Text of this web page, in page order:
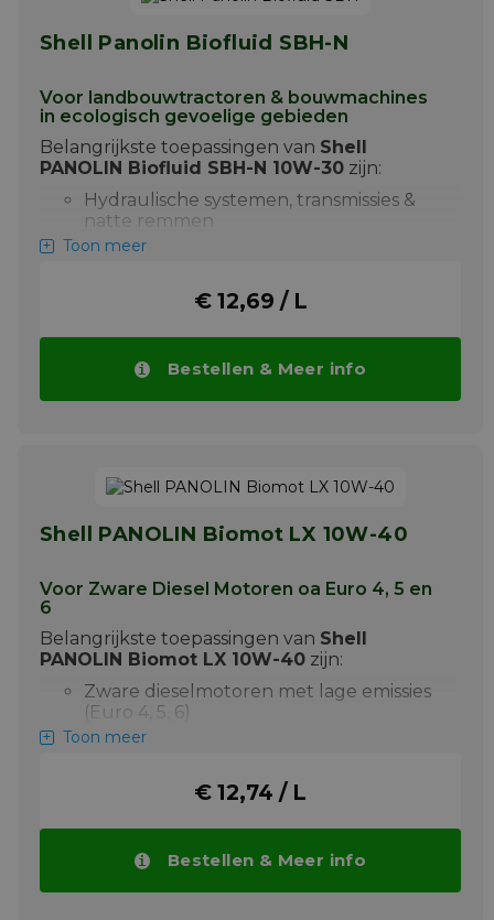
Shell Panolin Biofluid SBH-N
Voor landbouwtractoren & bouwmachines
in ecologisch gevoelige gebieden
Belangrijkste toepassingen van Shell
PANOLIN Biofluid SBH-N 10W-30 zijn:
Hydraulische systemen, transmissies &
natte remmen
UTTO voor universeel gebruik in
Gemakkelijk biologisch afbreekbaar &
Shell PANOLIN Biofluid SBH-N vermindert
milieubelasting in gevoelige gebieden en
biedt tegelijkertijd uitstekende bescherming
Biofluid SBH-N 10W-30.
Toon meer
€ 12,69 / L
Bestellen & Meer info
Shell PANOLIN Biomot LX 10W-40
Voor Zware Diesel Motoren oa Euro 4, 5 en
6
Belangrijkste toepassingen van Shell
PANOLIN Biomot LX 10W-40 zijn:
Zware dieselmotoren met lage emissies
(Euro 4, 5, 6)
Toepassingen in ecologisch gevoelige
Wanneer biologisch afbreekbaarheid en
Shell PANOLIN Biomot LX 10W-40 is meer
dan 60% biologisch afbreekbaar na 28 dagen
(OECD 301 B test) en getest als ‘onschadelijk’
Toon meer
€ 12,74 / L
Bestellen & Meer info